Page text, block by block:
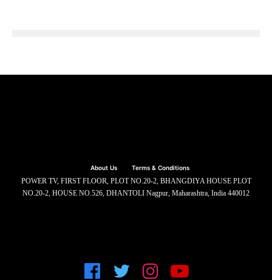
About Us Terms & Conditions
POWER TV, FIRST FLOOR, PLOT NO.20-2, BHANGDIYA HOUSE PLOT
NO.20-2, HOUSE NO.526, DHANTOLI Nagpur, Maharashtra, India 440012